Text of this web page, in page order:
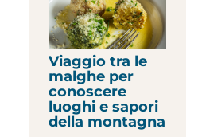
Viaggio tra le
malghe per
conoscere
luoghi e sapori
della montagna